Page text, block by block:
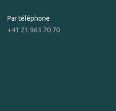
Par téléphone
+41 21 963 70 70